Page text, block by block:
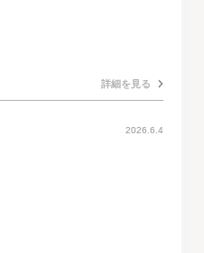
詳細を見る
2026.6.4